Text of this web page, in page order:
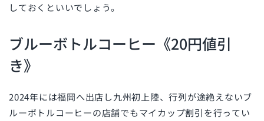
しておくといいでしょう。
ブルーボトルコーヒー《20円値引
き》
2024年には福岡へ出店し九州初上陸、行列が途絶えないブ
ルーボトルコーヒーの店舗でもマイカップ割引を行ってい